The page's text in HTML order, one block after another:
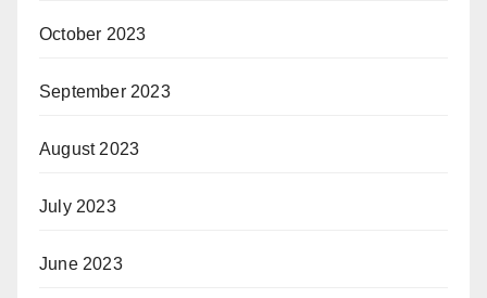
October 2023
September 2023
August 2023
July 2023
June 2023